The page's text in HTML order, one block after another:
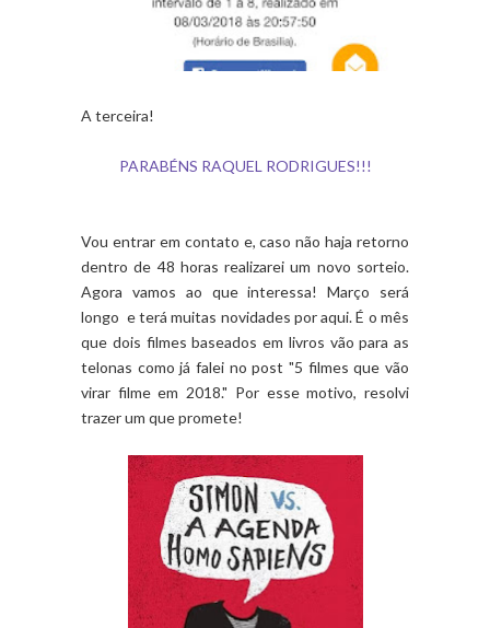
A terceira!
PARABÉNS RAQUEL RODRIGUES!!!
Vou entrar em contato e, caso não haja retorno
dentro de 48 horas realizarei um novo sorteio.
Agora vamos ao que interessa! Março será
longo e terá muitas novidades por aqui. É o mês
que dois filmes baseados em livros vão para as
telonas como já falei no post "5 filmes que vão
virar filme em 2018." Por esse motivo, resolvi
trazer um que promete!